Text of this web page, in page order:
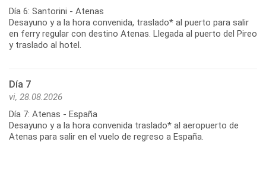
Día 6: Santorini - Atenas
Desayuno y a la hora convenida, traslado* al puerto para salir
en ferry regular con destino Atenas. Llegada al puerto del Pireo
y traslado al hotel.
Día 7
vi, 28.08.2026
Día 7: Atenas - España
Desayuno y a la hora convenida traslado* al aeropuerto de